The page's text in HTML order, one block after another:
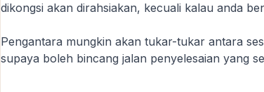
dikongsi akan dirahsiakan, kecuali kalau anda
Pengantara mungkin akan tukar-tukar antara
supaya boleh bincang jalan penyelesaian yang